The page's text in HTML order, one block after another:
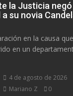
la Justicia
su novia
en la causa que
en un
4 de agosto de 2026
Mariano Z
0